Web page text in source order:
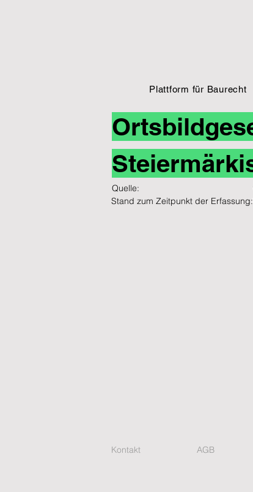
Plattform für Baurecht
Quelle:
Stand zum Zeitpunkt der Erfassung:
Kontakt AGB